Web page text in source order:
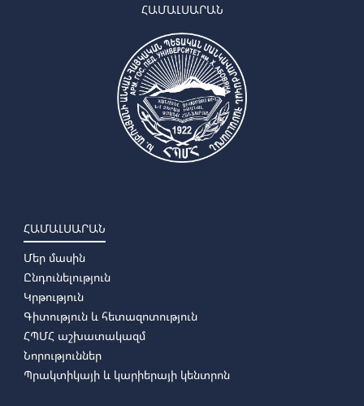
Էրգոթերապիա
Հատուկ հոգեբանություն
ՀԱՄԱԼՍԱՐԱՆ
ՀԱՄԱԼՍԱՐԱՆ
Մեր մասին
Ընդունելություն
Կրթություն
Գիտություն և հետազոտություն
ՀՊՄՀ աշխատակազմ
Նորություններ
Պրակտիկայի և կարիերայի կենտրոն